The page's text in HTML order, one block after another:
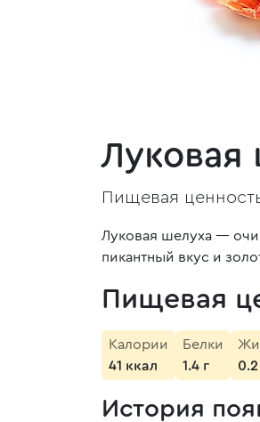
Луковая
Пищевая
Луковая шелуха —
пикантный вкус и
Пищевая
Калории
41 ккал
Белки
1.4 г
0.2
История